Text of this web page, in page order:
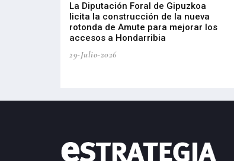
La Diputación Foral de Gipuzkoa
licita la construcción de la nueva
rotonda de Amute para mejorar los
accesos a Hondarribia
29-Julio-2026